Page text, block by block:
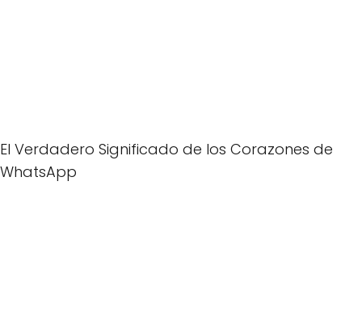
El Verdadero Significado de los Corazones de
WhatsApp